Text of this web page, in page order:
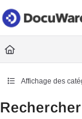
Fetch the complete
Use this file to
Affichage des
Rechercher